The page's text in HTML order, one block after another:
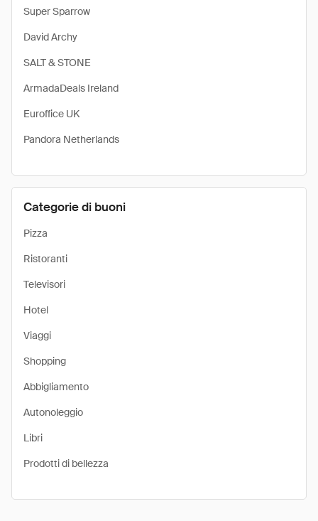
Super Sparrow
David Archy
SALT & STONE
ArmadaDeals Ireland
Euroffice UK
Pandora Netherlands
Categorie di buoni
Pizza
Ristoranti
Televisori
Hotel
Viaggi
Shopping
Abbigliamento
Autonoleggio
Libri
Prodotti di bellezza